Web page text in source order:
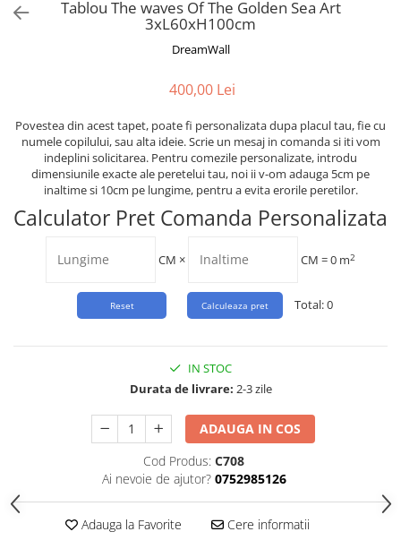
Tablou The waves Of The Golden Sea Art
3xL60xH100cm
DreamWall
400,00 Lei
Povestea din acest tapet, poate fi personalizata dupa placul tau, fie cu
numele copilului, sau alta ideie. Scrie un mesaj in comanda si iti vom
indeplini solicitarea. Pentru comezile personalizate, introdu
dimensiunile exacte ale peretelui tau, noi ii v-om adauga 5cm pe
inaltime si 10cm pe lungime, pentru a evita erorile peretilor.
Calculator Pret Comanda Personalizata
CM × CM =0 m2
Total:0
IN STOC
Durata de livrare: 2-3 zile
ADAUGA IN COS
Cod Produs: C708
Ai nevoie de ajutor? 0752985126
Adauga la Favorite Cere informatii